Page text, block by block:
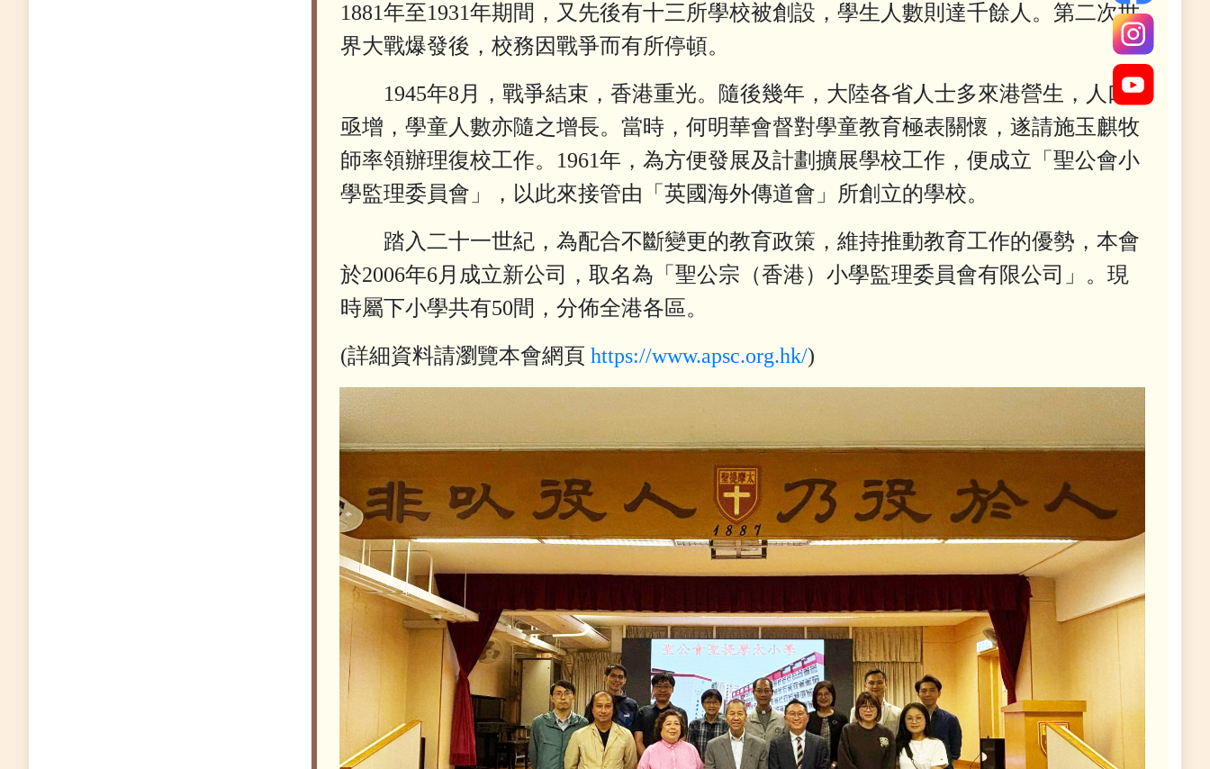
1881年至1931年期間，又先後有十三所學校被創設，學生人數則達千餘人。第二次世
界大戰爆發後，校務因戰爭而有所停頓。
1945年8月，戰爭結束，香港重光。隨後幾年，大陸各省人士多來港營生，人口
亟增，學童人數亦隨之增長。當時，何明華會督對學童教育極表關懷，遂請施玉麒牧
師率領辦理復校工作。1961年，為方便發展及計劃擴展學校工作，便成立「聖公會小
學監理委員會」，以此來接管由「英國海外傳道會」所創立的學校。
踏入二十一世紀，為配合不斷變更的教育政策，維持推動教育工作的優勢，本會
於2006年6月成立新公司，取名為「聖公宗（香港）小學監理委員會有限公司」。現
時屬下小學共有50間，分佈全港各區。
(詳細資料請瀏覽本會網頁 https://www.apsc.org.hk/)